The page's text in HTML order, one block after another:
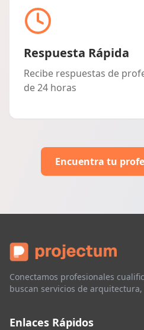
Respuesta Rápida
Recibe respuestas de
de 24 horas
Encuentra tu
Conectamos profesionales
buscan servicios de
Enlaces Rápidos